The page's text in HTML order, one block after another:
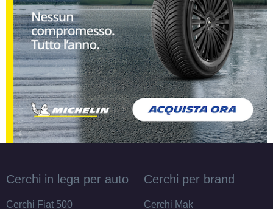
Cerchi in lega per auto
Cerchi Fiat 500
Cerchi per brand
Cerchi Mak